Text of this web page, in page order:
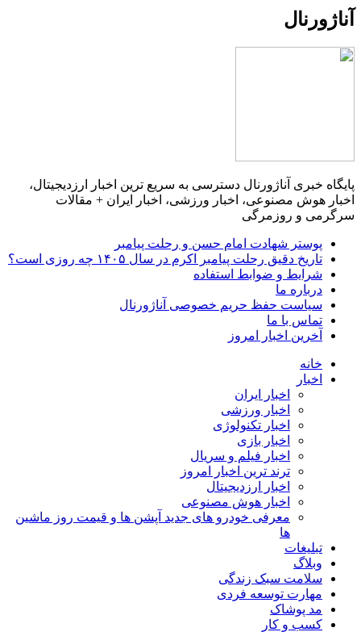
آناژورنال
پایگاه خبری آناژورنال دسترسی به سریع ترین اخبار ارزدیجیتال،
اخبار هوش مصنوعی، اخبار ورزشی، اخبار ایران + مقالات
سرگرمی و روزمرگی
پوستر شهادت امام حسن و رحلت پیامبر
تاریخ دقیق رحلت پیامبر اکرم در سال ۱۴۰۵ چه روزی است؟
شرایط و ضوابط استفاده
درباره ما
سیاست حفظ حریم خصوصی آناژورنال
تماس با ما
آخرین اخبار امروز
خانه
اخبار
اخبار ایران
اخبار ورزشی
اخبار تکنولوژی
اخبار بازی
اخبار فیلم و سریال
ترند ترین اخبار امروز
اخبار ارزدیجیتال
اخبار هوش مصنوعی
معرفی خودرو های جدید آپشن‌ ها و قیمت روز ماشین‌
ها
تبلیغات
وبلاگ
سلامت سبک زندگی
مهارت توسعه فردی
مد پوشاک
کسب و کار